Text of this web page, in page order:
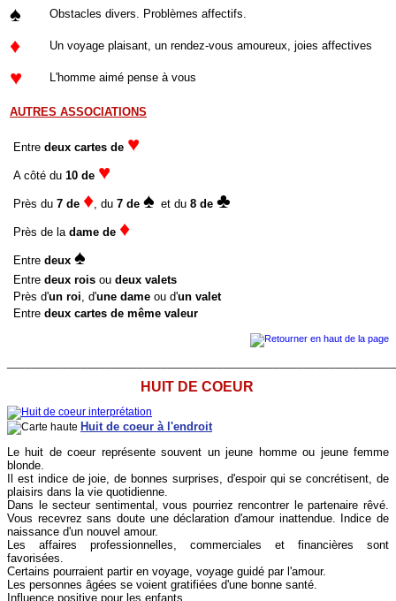
♠ Obstacles divers. Problèmes affectifs.
♦ Un voyage plaisant, un rendez-vous amoureux, joies affectives
♥ L'homme aimé pense à vous
AUTRES ASSOCIATIONS
Entre deux cartes de ♥
A côté du 10 de ♥
Près du 7 de ♦ , du 7 de ♠ et du 8 de ♣
Près de la dame de ♦
Entre deux ♠
Entre deux rois ou deux valets
Près d'un roi , d'une dame ou d'un valet
Entre deux cartes de même valeur
HUIT DE COEUR
Huit de coeur à l'endroit
Le huit de coeur représente souvent un jeune homme ou jeune femme
blonde.
Il est indice de joie, de bonnes surprises, d'espoir qui se concrétisent, de
plaisirs dans la vie quotidienne.
Dans le secteur sentimental, vous pourriez rencontrer le partenaire rêvé.
Vous recevrez sans doute une déclaration d'amour inattendue. Indice de
naissance d'un nouvel amour.
Les affaires professionnelles, commerciales et financières sont
favorisées.
Certains pourraient partir en voyage, voyage guidé par l'amour.
Les personnes âgées se voient gratifiées d'une bonne santé.
Influence positive pour les enfants.